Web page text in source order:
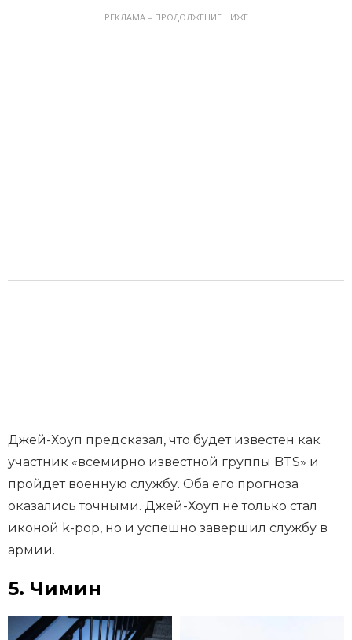
РЕКЛАМА – ПРОДОЛЖЕНИЕ НИЖЕ
Джей-Хоуп предсказал, что будет известен как
участник «всемирно известной группы BTS» и
пройдет военную службу. Оба его прогноза
оказались точными. Джей-Хоуп не только стал
иконой k-pop, но и успешно завершил службу в
армии.
5. Чимин